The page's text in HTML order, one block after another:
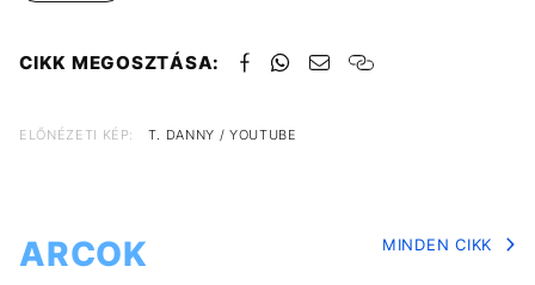
CIKK MEGOSZTÁSA:
ELŐNÉZETI KÉP: T. DANNY / YOUTUBE
ARCOK MINDEN CIKK